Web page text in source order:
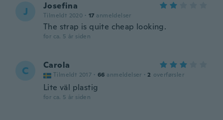
J Josefina
Tilmeldt 2020 · 17 anmeldelser
The strap is quite cheap looking.
for ca. 5 år siden
C Carola
Tilmeldt 2017 · 66 anmeldelser · 2 overførsler
Lite väl plastig
for ca. 5 år siden